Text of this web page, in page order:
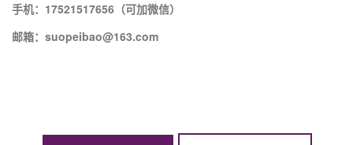
手机：17521517656（可加微信）
邮箱：suopeibao@163.com